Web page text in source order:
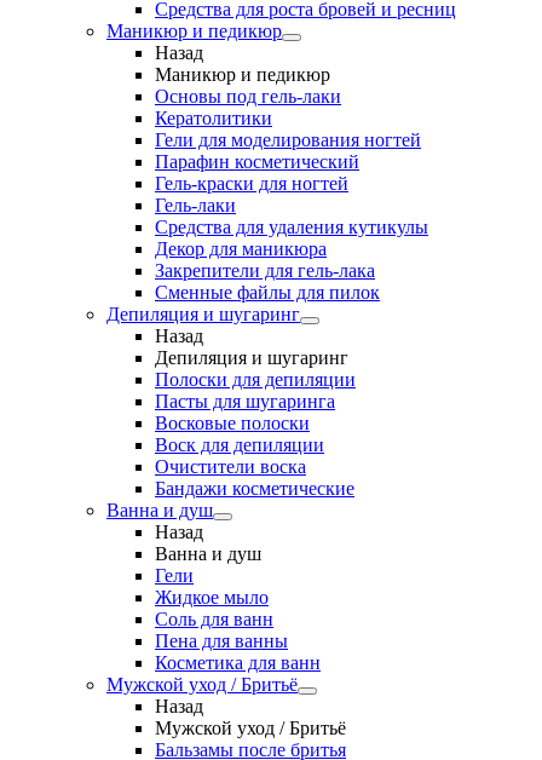
Средства для роста бровей и ресниц
Маникюр и педикюр
Назад
Маникюр и педикюр
Основы под гель-лаки
Кератолитики
Гели для моделирования ногтей
Парафин косметический
Гель-краски для ногтей
Гель-лаки
Средства для удаления кутикулы
Декор для маникюра
Закрепители для гель-лака
Сменные файлы для пилок
Депиляция и шугаринг
Назад
Депиляция и шугаринг
Полоски для депиляции
Пасты для шугаринга
Восковые полоски
Воск для депиляции
Очистители воска
Бандажи косметические
Ванна и душ
Назад
Ванна и душ
Гели
Жидкое мыло
Соль для ванн
Пена для ванны
Косметика для ванн
Мужской уход / Бритьё
Назад
Мужской уход / Бритьё
Бальзамы после бритья